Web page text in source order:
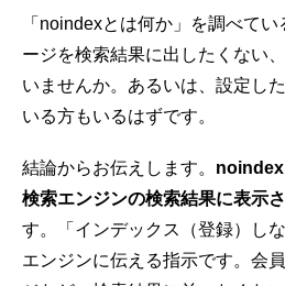
「 noindexとは何か」を調べてい
ージを検索結果に出したくない
いませんか。あるいは、設定し
いる方もいるはずです。
結論からお伝えします。 noindex
検索エンジンの検索結果に表示
す。「インデックス（登録）し
エンジンに伝える指示です。会